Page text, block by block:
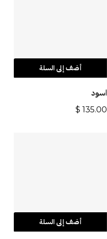
أضف إلى السلة
اسود
$ 135.00
أضف إلى السلة